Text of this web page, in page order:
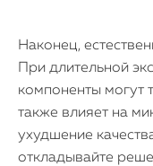
Наконец,
При длительной
компоненты могут
также влияет на
ухудшение
откладывайте